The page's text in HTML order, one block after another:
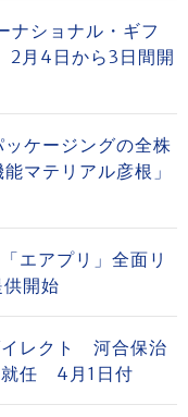
ナショナル・ギフ
月4日から3日間開
ケージングの全株
マテリアル彦根」
エアプリ」全面リ
開始
イレクト 河合保治
就任 4月1日付